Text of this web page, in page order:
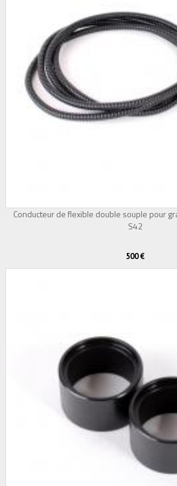
Conducteur de flexible double souple pour
S42
500 €